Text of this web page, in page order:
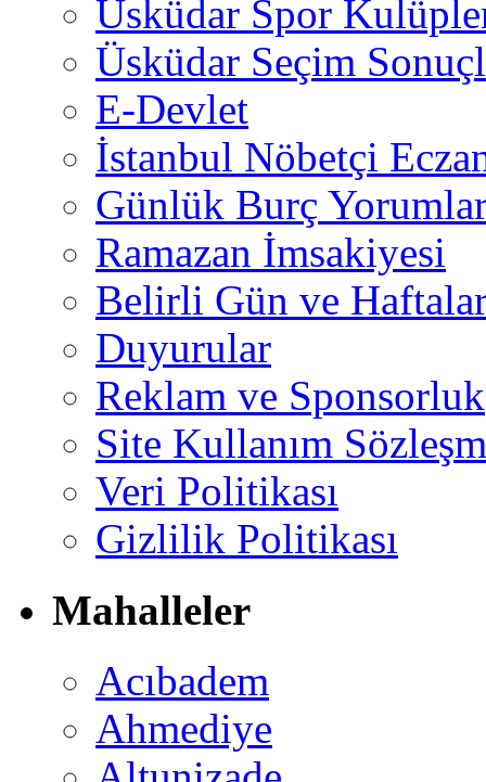
Üsküdar Spor
Üsküdar Seçim
E-Devlet
İstanbul Nöbetçi
Günlük Burç
Ramazan İmsakiyesi
Belirli Gün ve
Duyurular
Reklam ve Sponsorluk
Site Kullanım
Veri Politikası
Gizlilik Politikası
Mahalleler
Acıbadem
Ahmediye